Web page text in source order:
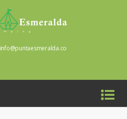
info@puntaesmeralda.co